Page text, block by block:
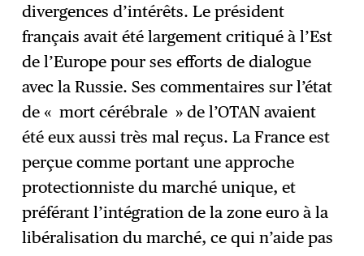
divergences d’intérêts. Le président
français avait été largement critiqué à l’Est
de l’Europe pour ses efforts de dialogue
avec la Russie. Ses commentaires sur l’état
de « mort cérébrale » de l’OTAN avaient
été eux aussi très mal reçus. La France est
perçue comme portant une approche
protectionniste du marché unique, et
préférant l’intégration de la zone euro à la
libéralisation du marché, ce qui n’aide pas